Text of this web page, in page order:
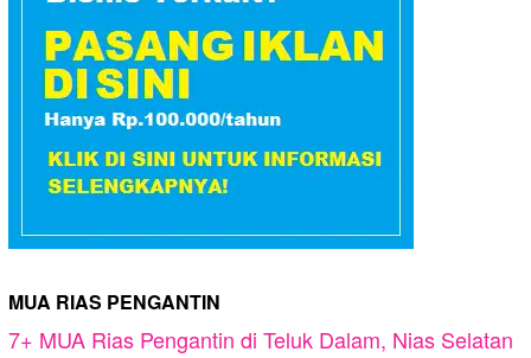
MUA RIAS PENGANTIN
7+ MUA Rias Pengantin di Teluk Dalam, Nias Selatan